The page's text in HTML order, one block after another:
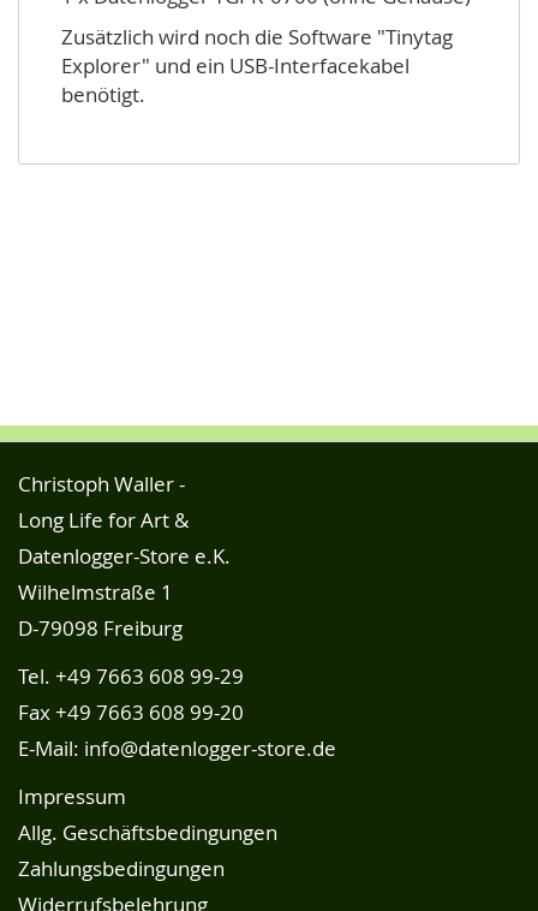
Zusätzlich wird noch die Software "Tinytag
Explorer" und ein USB-Interfacekabel
benötigt.
Christoph Waller -
Long Life for Art &
Datenlogger-Store e.K.
Wilhelmstraße 1
D-79098 Freiburg
Tel. +49 7663 608 99-29
Fax +49 7663 608 99-20
E-Mail: info@datenlogger-store.de
Impressum
Allg. Geschäftsbedingungen
Zahlungsbedingungen
Widerrufsbelehrung